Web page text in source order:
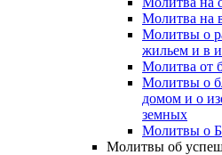
Молитва на
Молитвы о
жильем и в
Молитва от
Молитвы о
домом и о
земных
Молитвы о
Молитвы об